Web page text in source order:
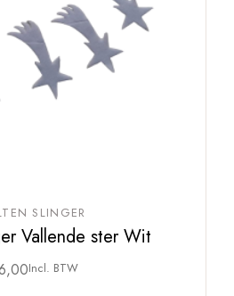
SLINGER
Vallende ster Wit
Incl. BTW